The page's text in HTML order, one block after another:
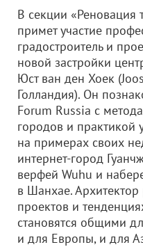
В секции «Реновация
примет участие
градостроитель и
новой застройки
Юст ван ден Хоек
Голландия). Он
Forum Russia с
городов и практикой
на примерах своих
интернет-город
верфей Wuhu и
в Шанхае. Архитектор
проектов и
становятся общими
и для Европы, и для